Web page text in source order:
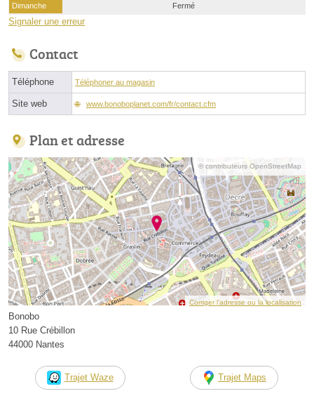
Dimanche
Fermé
Signaler une erreur
Contact
Téléphone Téléphoner au magasin
Site web www.bonoboplanet.com/fr/contact.cfm
Plan et adresse
© contributeurs OpenStreetMap
Corriger l’adresse ou la localisation
Bonobo
10 Rue Crébillon
44000 Nantes
Trajet Waze Trajet Maps